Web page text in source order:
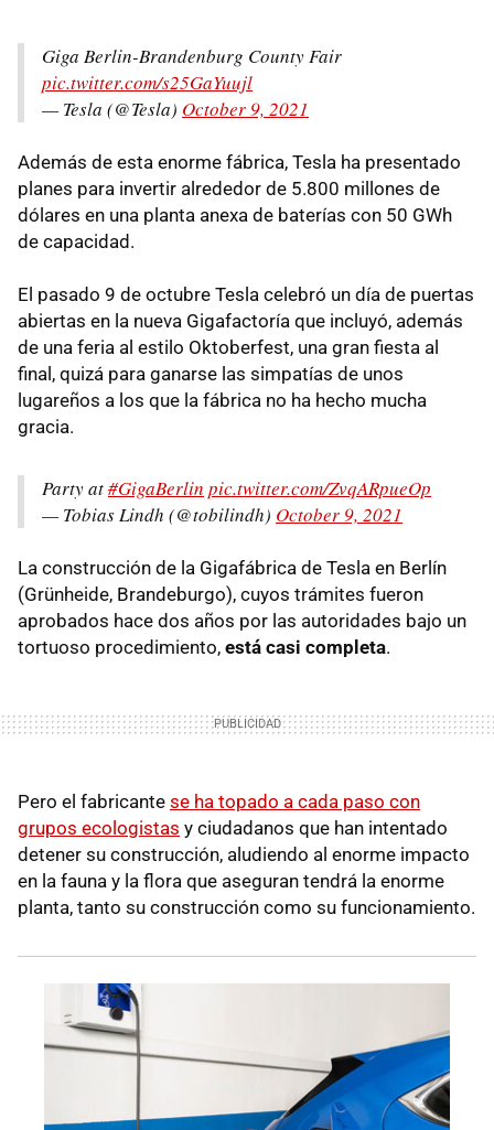
Giga Berlin-Brandenburg County Fair
pic.twitter.com/s25GaYuujl
— Tesla (@Tesla) October 9, 2021
Además de esta enorme fábrica, Tesla ha presentado
planes para invertir alrededor de 5.800 millones de
dólares en una planta anexa de baterías con 50 GWh
de capacidad.
El pasado 9 de octubre Tesla celebró un día de puertas
abiertas en la nueva Gigafactoría que incluyó, además
de una feria al estilo Oktoberfest, una gran fiesta al
final, quizá para ganarse las simpatías de unos
lugareños a los que la fábrica no ha hecho mucha
gracia.
Party at#GigaBerlin pic.twitter.com/ZvqARpueOp
— Tobias Lindh (@tobilindh) October 9, 2021
La construcción de la Gigafábrica de Tesla en Berlín
(Grünheide, Brandeburgo), cuyos trámites fueron
aprobados hace dos años por las autoridades bajo un
tortuoso procedimiento, está casi completa.
Pero el fabricante se ha topado a cada paso con
grupos ecologistas y ciudadanos que han intentado
detener su construcción, aludiendo al enorme impacto
en la fauna y la flora que aseguran tendrá la enorme
planta, tanto su construcción como su funcionamiento.